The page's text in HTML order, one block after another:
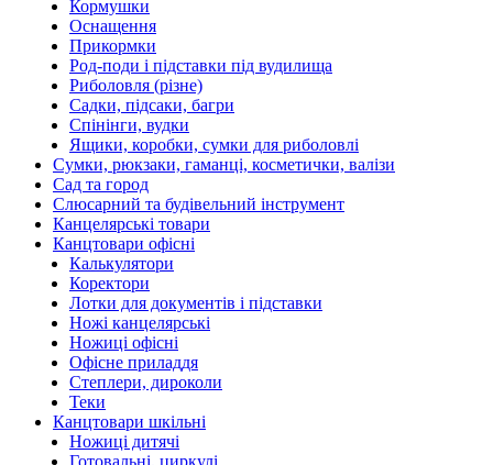
Кормушки
Оснащення
Прикормки
Род-поди і підставки під вудилища
Риболовля (різне)
Садки, підсаки, багри
Спінінги, вудки
Ящики, коробки, сумки для риболовлі
Сумки, рюкзаки, гаманці, косметички, валізи
Сад та город
Слюсарний та будівельний інструмент
Канцелярські товари
Канцтовари офісні
Калькулятори
Коректори
Лотки для документів і підставки
Ножі канцелярські
Ножиці офісні
Офісне приладдя
Степлери, дироколи
Теки
Канцтовари шкільні
Ножиці дитячі
Готовальні, циркулі